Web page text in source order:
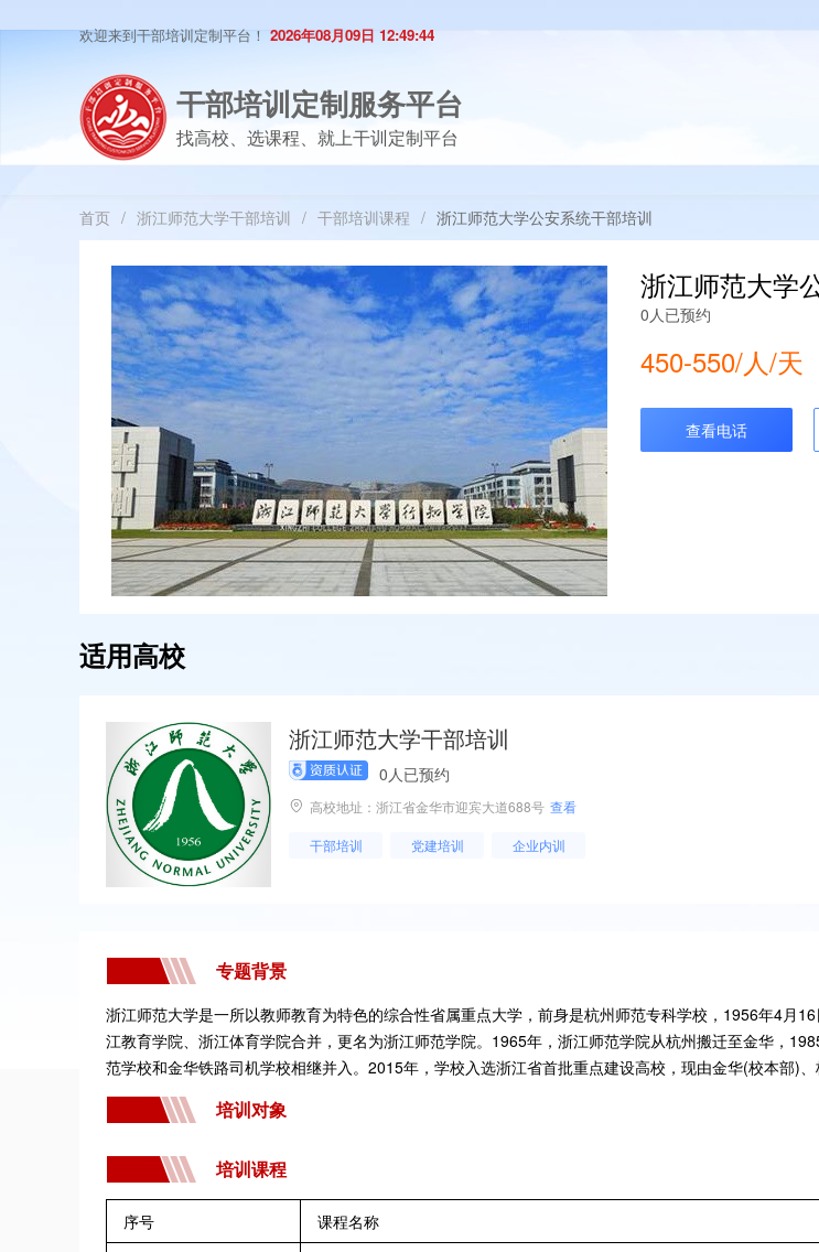
欢迎来到干部培训定制平台！ 2026年08月09日 12:49:44
干部培训定制服务平台
找高校、选课程、就上干训定制平台
首页 / 浙江师范大学干部培训 / 干部培训课程 / 浙江师范大学公安系统干部培训
浙江师范大学
0人已预约
450-550/人/天
查看电话
适用高校
浙江师范大学干部培训
0人已预约
高校地址：浙江省金华市迎宾大道688号 查看
干部培训 党建培训 企业内训
专题背景
浙江师范大学是一所以教师教育为特色的综合性省属重点大学，前身是杭州师范专科学校，1956年4月
江教育学院、浙江体育学院合并，更名为浙江师范学院。1965年，浙江师范学院从杭州搬迁至金华，
范学校和金华铁路司机学校相继并入。2015年，学校入选浙江省首批重点建设高校，现由金华(校本部)
培训对象
培训课程
序号 课程名称